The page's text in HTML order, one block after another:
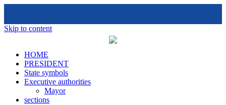
Skip to content
HOME
PRESIDENT
State symbols
Executive authorities
Mayor
sections